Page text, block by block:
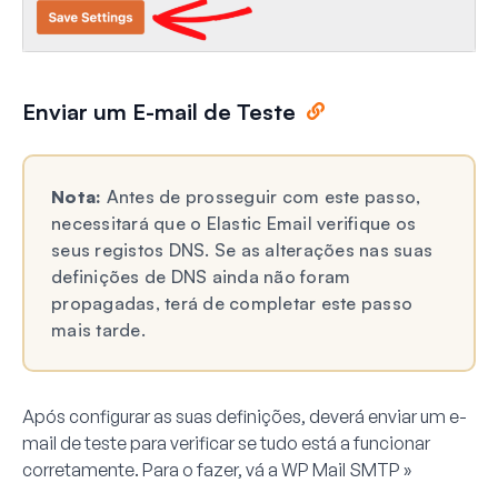
Enviar um E-mail de Teste
Nota: Antes de prosseguir com este passo,
necessitará que o Elastic Email verifique os
seus registos DNS. Se as alterações nas suas
definições de DNS ainda não foram
propagadas, terá de completar este passo
mais tarde.
Após configurar as suas definições, deverá enviar um e-
mail de teste para verificar se tudo está a funcionar
corretamente. Para o fazer, vá a WP Mail SMTP »